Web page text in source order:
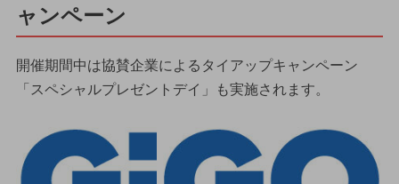
ャンペーン
開催期間中は協賛企業によるタイアップキャンペーン
「スペシャルプレゼントデイ」も実施されます。